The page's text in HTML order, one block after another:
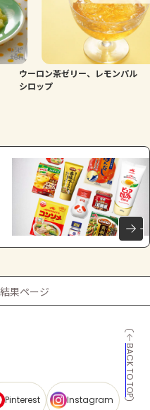
ウーロン茶ゼリー、レモンパル
シロップ
果ページ
BACK TO TOP
Pinterest Instagram